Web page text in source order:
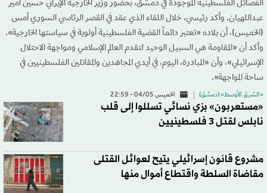
الفصائل الفلسطينية الموجودة في دمشق، بحضور وزير الخارجية الإيراني حسين أمير
عبداللهيان. وأكد رئيسي، خلال اللقاء الذي عقد في القصر الرئاسي السوري أمس
(الخميس)، أن بلاده «تعتبر دائماً القضية الفلسطينية أولوية في سياستها الخارجية».
وأكد أن «المقاومة هي السبيل الوحيد لتقدم العالم الإسلامي ومواجهة الاحتلال
الإسرائيلي»، وأن «المبادرة، اليوم، في أيدي المجاهدين والمقاتلين الفلسطينيين في
ساحة المواجهة».
«الشرق الأوسط» (دمشق) الخميس 04/05 - 22:59
«مستعربون» بزي نسائي تسللوا إلى قلب
نابلس لقتل 3 فلسطينيين
مشروع قانون إسرائيلي يتيح لعوائل القتلى
مقاضاة السلطة واقتطاع أموال منها